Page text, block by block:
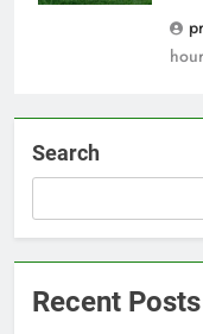
Search
Recent Posts